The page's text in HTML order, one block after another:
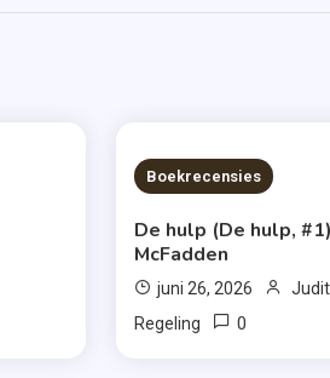
7 MINS READ
Boekrecensies
De hulp (De hulp,
McFadden
juni 26, 2026
Regeling
0